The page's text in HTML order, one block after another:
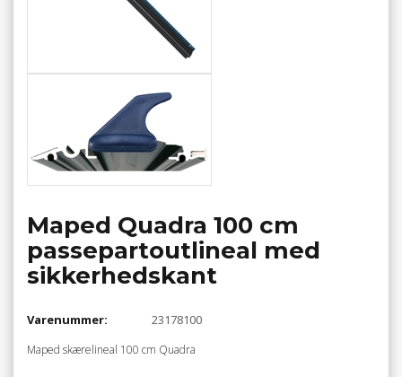
Maped Quadra 100 cm
passepartoutlineal med
sikkerhedskant
Varenummer: 23178100
Maped skærelineal 100 cm Quadra